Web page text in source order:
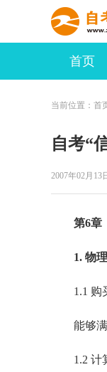
首页
当前位置： 首
自考“
2007年02月
第6章
1. 物理
1.1 购买
能够满
1.2 计算